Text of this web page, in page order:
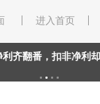
进入首页
利齐翻番，扣非净利